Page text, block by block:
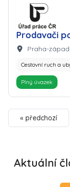
Prodavači
Zaměstnavatel:
Lokalita:
Praha-západ
Cestovní ruch a
Plný úvazek
« předchozí
Aktuální